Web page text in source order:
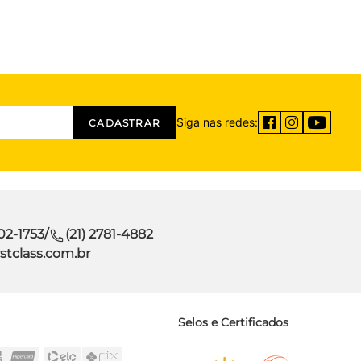
CADASTRAR Siga nas redes:
1753/
(21) 2781-4882
Selos e Certificados